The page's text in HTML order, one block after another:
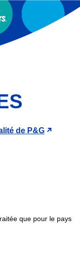
de P&G
que pour le pays